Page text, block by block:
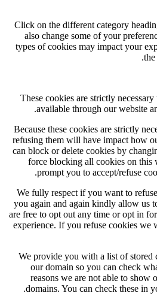
Click on the different
also change some
types of cookies may
These cookies are
available
Because these
refusing them will
can block or delete
force blocking all
prompt you to
We fully respect if
you again and again
are free to opt out any
experience. If you
We provide you with
our domain so
reasons we are
domains. You can